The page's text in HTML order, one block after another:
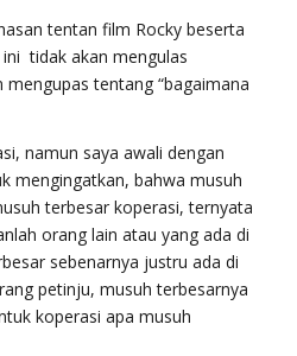
tentan film Rocky beserta
ini tidak akan mengulas
tentang “bagaimana
namun saya awali dengan
mengingatkan, bahwa musuh
terbesar koperasi, ternyata
orang lain atau yang ada di
sebenarnya justru ada di
petinju, musuh terbesarnya
koperasi apa musuh